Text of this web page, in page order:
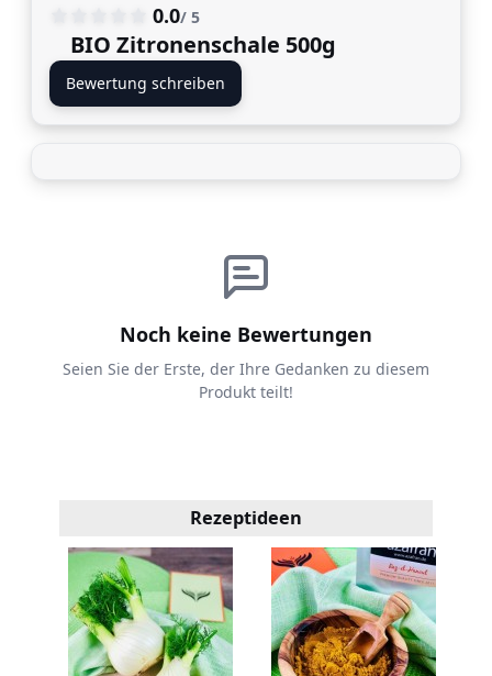
0.0/ 5
BIO Zitronenschale 500g
Bewertung schreiben
Noch keine Bewertungen
Seien Sie der Erste, der Ihre Gedanken zu diesem
Produkt teilt!
Rezeptideen